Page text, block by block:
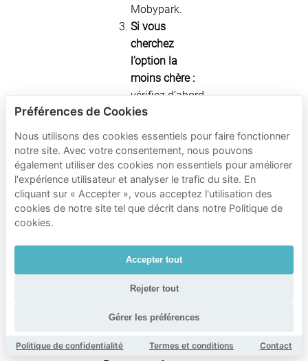
Mobypark.
Si vous
cherchez
l’option la
moins chère :
vérifiez d’abord
les rues en
zone verte
(gratuit, mais
limité).
Si vous arrivez
tard :
envisagez le
la réservation
préalable d’une
pour éliminer
Préférences de Cookies
Nous utilisons des cookies essentiels pour faire fonctionner
notre site. Avec votre consentement, nous pouvons
également utiliser des cookies non essentiels pour améliorer
l'expérience utilisateur et analyser le trafic du site. En
cliquant sur « Accepter », vous acceptez l'utilisation des
cookies de notre site tel que décrit dans notre Politique de
cookies.
Accepter tout
Rejeter tout
Gérer les préférences
Politique de confidentialité Termes et conditions Contact